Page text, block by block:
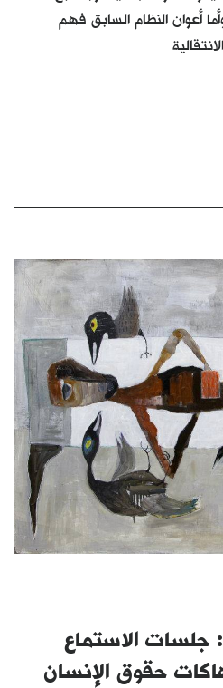
أعوان النظام السابق فهم
جلسات الاستماع
حقوق الإنسان